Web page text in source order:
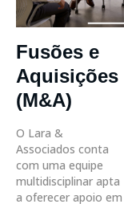
Fusões e
Aquisições
(M&A)
O Lara &
Associados conta
com uma equipe
multidisciplinar apta
a oferecer apoio em